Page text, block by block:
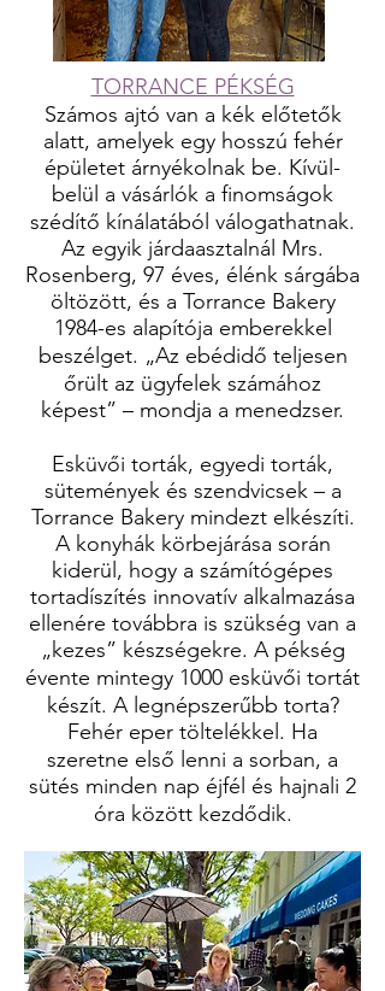
TORRANCE PÉKSÉG
Számos ajtó van a kék előtetők
alatt, amelyek egy hosszú fehér
épületet árnyékolnak be. Kívül-
belül a vásárlók a finomságok
szédítő kínálatából válogathatnak.
Az egyik járdaasztalnál Mrs.
Rosenberg, 97 éves, élénk sárgába
öltözött, és a Torrance Bakery
1984-es alapítója emberekkel
beszélget. „Az ebédidő teljesen
őrült az ügyfelek számához
képest” – mondja a menedzser.
Esküvői torták, egyedi torták,
sütemények és szendvicsek – a
Torrance Bakery mindezt elkészíti.
A konyhák körbejárása során
kiderül, hogy a számítógépes
tortadíszítés innovatív alkalmazása
ellenére továbbra is szükség van a
„kezes” készségekre. A pékség
évente mintegy 1000 esküvői tortát
készít. A legnépszerűbb torta?
Fehér eper töltelékkel. Ha
szeretne első lenni a sorban, a
sütés minden nap éjfél és hajnali 2
óra között kezdődik.